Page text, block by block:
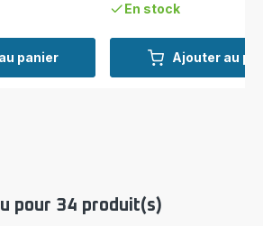
panier Ajouter au
En stock
pour 34 produit(s)